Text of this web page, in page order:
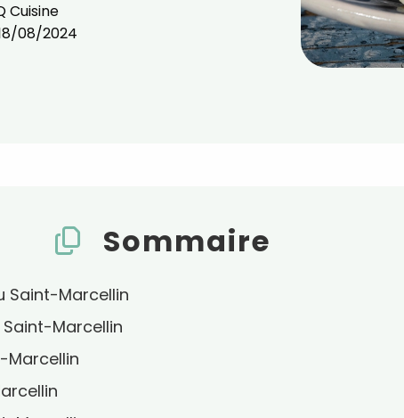
Cuisine
08/2024
Sommaire
Saint-Marcellin
Marcellin
Marcellin